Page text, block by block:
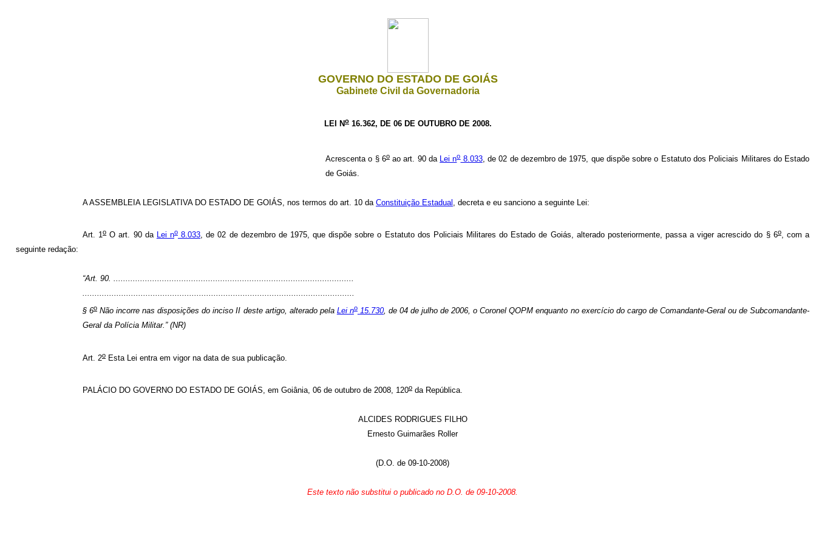
GOVERNO DO ESTADO DE GOIÁS
Gabinete Civil da Governadoria
LEI No 16.362, DE 06 DE OUTUBRO DE 2008.
Acrescenta o § 6oao art. 90 da Lei no8.033, de 02 de dezembro de 1975, que dispõe sobre o Estatuto dos Policiais Militares do Estado
de Goiás.
A ASSEMBLEIA LEGISLATIVA DO ESTADO DE GOIÁS, nos termos do art. 10 da Constituição Estadual , decreta e eu sanciono a seguinte Lei:
Art. 1oO art. 90 da Lei no8.033 , de 02 de dezembro de 1975, que dispõe sobre o Estatuto dos Policiais Militares do Estado de Goiás, alterado posteriormente, passa a viger acrescido do § 6o, com a
seguinte redação:
“Art. 90. ...................................................................................................
§ 6o Não incorre nas disposições do inciso II deste artigo, alterado pela Lei no 15.730, de 04 de julho de 2006, o Coronel QOPM enquanto no exercício do cargo de Comandante-Geral ou de Subcomandante-
Geral da Polícia Militar.” (NR)
Art. 2o Esta Lei entra em vigor na data de sua publicação.
PALÁCIO DO GOVERNO DO ESTADO DE GOIÁS, em Goiânia, 06 de outubro de 2008, 120o da República.
ALCIDES RODRIGUES FILHO
Ernesto Guimarães Roller
(D.O. de 09-10-2008)
Este texto não substitui o publicado no D.O. de 09-10-2008.